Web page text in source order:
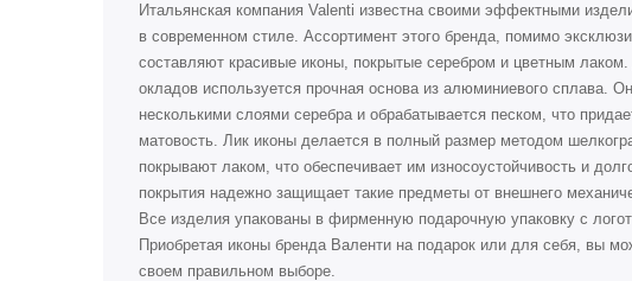
Итальянская компания Valenti известна своими эффектными
в современном стиле. Ассортимент этого бренда, помимо
составляют красивые иконы, покрытые серебром и цветным лаком.
окладов используется прочная основа из алюминиевого сплава.
несколькими слоями серебра и обрабатывается песком, что
матовость. Лик иконы делается в полный размер методом
покрывают лаком, что обеспечивает им износоустойчивость и
покрытия надежно защищает такие предметы от внешнего
Все изделия упакованы в фирменную подарочную упаковку с
Приобретая иконы бренда Валенти на подарок или для себя, вы
своем правильном выборе.